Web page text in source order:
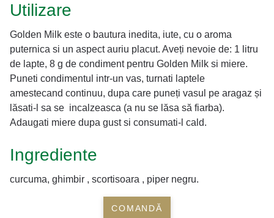
Utilizare
Golden Milk este o bautura inedita, iute, cu o aroma
puternica si un aspect auriu placut. Aveți nevoie de: 1 litru
de lapte, 8 g de condiment pentru Golden Milk si miere.
Puneti condimentul intr-un vas, turnati laptele
amestecand continuu, dupa care puneți vasul pe aragaz și
lăsati-l sa se incalzeasca (a nu se lăsa să fiarba).
Adaugati miere dupa gust si consumati-l cald.
Ingrediente
curcuma, ghimbir , scortisoara , piper negru.
COMANDĂ